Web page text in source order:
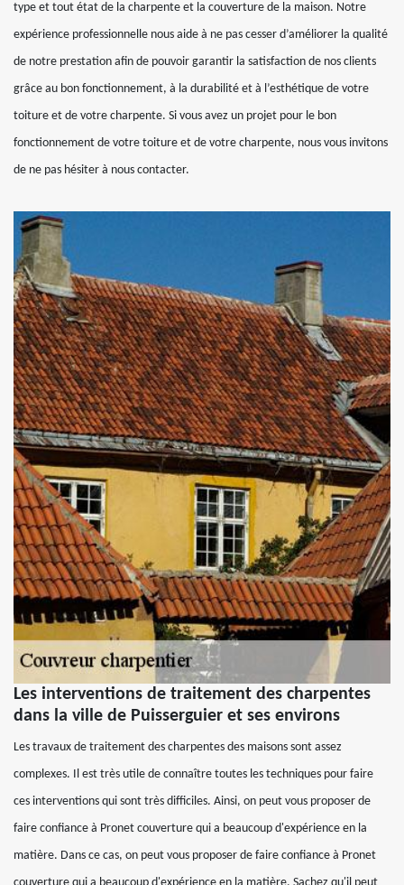
type et tout état de la charpente et la couverture de la maison. Notre
expérience professionnelle nous aide à ne pas cesser d’améliorer la qualité
de notre prestation afin de pouvoir garantir la satisfaction de nos clients
grâce au bon fonctionnement, à la durabilité et à l’esthétique de votre
toiture et de votre charpente. Si vous avez un projet pour le bon
fonctionnement de votre toiture et de votre charpente, nous vous invitons
de ne pas hésiter à nous contacter.
Les interventions de traitement des charpentes
dans la ville de Puisserguier et ses environs
Les travaux de traitement des charpentes des maisons sont assez
complexes. Il est très utile de connaître toutes les techniques pour faire
ces interventions qui sont très difficiles. Ainsi, on peut vous proposer de
faire confiance à Pronet couverture qui a beaucoup d'expérience en la
matière. Dans ce cas, on peut vous proposer de faire confiance à Pronet